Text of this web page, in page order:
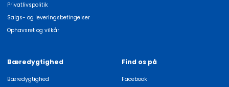
Privatlivspolitik
Salgs- og leveringsbetingelser
Ophavsret og vilkår
Bæredygtighed
Bæredygtighed
Find os på
Facebook